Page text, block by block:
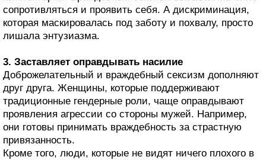
сопротивляться и проявить себя. А дискриминация,
которая маскировалась под заботу и похвалу, просто
лишала энтузиазма.
3. Заставляет оправдывать насилие
Доброжелательный и враждебный сексизм дополняют
друг друга. Женщины, которые поддерживают
традиционные гендерные роли, чаще оправдывают
проявления агрессии со стороны мужей. Например,
они готовы принимать враждебность за страстную
привязанность.
Кроме того, люди, которые не видят ничего плохого в